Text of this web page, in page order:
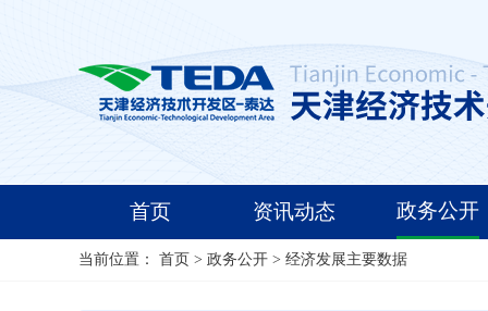
首页 资讯动态 政务公开
当前位置： 首页 > 政务公开 > 经济发展主要数据